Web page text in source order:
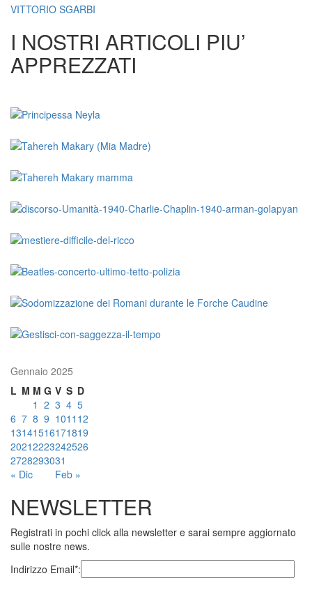
VITTORIO SGARBI
I NOSTRI ARTICOLI PIU’
APPREZZATI
Gennaio 2025
L M M G V S D
« Dic Feb »
1 2 3 4 5
6 7 8 9 1011 12
13141516171819
20212223242526
2728293031
NEWSLETTER
Registrati in pochi click alla newsletter e sarai sempre aggiornato
sulle nostre news.
Indirizzo Email*: